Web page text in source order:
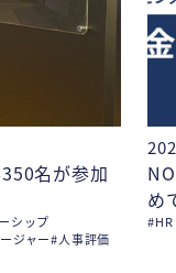
名が参加
シップ
ジャー#人事評価
め